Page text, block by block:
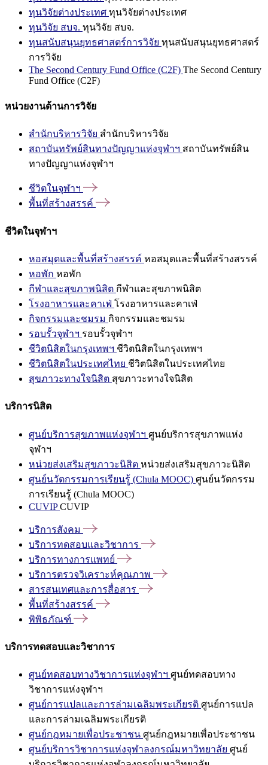
ทุนวิจัยต่างประเทศ ทุนวิจัยต่างประเทศ
ทุนวิจัย สบจ. ทุนวิจัย สบจ.
ทุนสนับสนุนยุทธศาสตร์การวิจัย ทุนสนับสนุนยุทธศาสตร์
การวิจัย
The Second Century Fund Office (C2F) The Second Century
Fund Office (C2F)
หน่วยงานด้านการวิจัย
สำนักบริหารวิจัย สำนักบริหารวิจัย
สถาบันทรัพย์สินทางปัญญาแห่งจุฬาฯ สถาบันทรัพย์สิน
ทางปัญญาแห่งจุฬาฯ
ชีวิตในจุฬาฯ
พื้นที่สร้างสรรค์
ชีวิตในจุฬาฯ
หอสมุดและพื้นที่สร้างสรรค์ หอสมุดและพื้นที่สร้างสรรค์
หอพัก หอพัก
กีฬาและสุขภาพนิสิต กีฬาและสุขภาพนิสิต
โรงอาหารและคาเฟ่ โรงอาหารและคาเฟ่
กิจกรรมและชมรม กิจกรรมและชมรม
รอบรั้วจุฬาฯ รอบรั้วจุฬาฯ
ชีวิตนิสิตในกรุงเทพฯ ชีวิตนิสิตในกรุงเทพฯ
ชีวิตนิสิตในประเทศไทย ชีวิตนิสิตในประเทศไทย
สุขภาวะทางใจนิสิต สุขภาวะทางใจนิสิต
บริการนิสิต
ศูนย์บริการสุขภาพแห่งจุฬาฯ ศูนย์บริการสุขภาพแห่ง
จุฬาฯ
หน่วยส่งเสริมสุขภาวะนิสิต หน่วยส่งเสริมสุขภาวะนิสิต
ศูนย์นวัตกรรมการเรียนรู้ (Chula MOOC) ศูนย์นวัตกรรม
การเรียนรู้ (Chula MOOC)
CUVIPCUVIP
บริการสังคม
บริการทดสอบและวิชาการ
บริการทางการแพทย์
บริการตรวจวิเคราะห์คุณภาพ
สารสนเทศและการสื่อสาร
พื้นที่สร้างสรรค์
พิพิธภัณฑ์
บริการทดสอบและวิชาการ
ศูนย์ทดสอบทางวิชาการแห่งจุฬาฯ ศูนย์ทดสอบทาง
วิชาการแห่งจุฬาฯ
ศูนย์การแปลและการล่ามเฉลิมพระเกียรติ ศูนย์การแปล
และการล่ามเฉลิมพระเกียรติ
ศูนย์กฎหมายเพื่อประชาชน ศูนย์กฎหมายเพื่อประชาชน
ศูนย์บริการวิชาการแห่งจุฬาลงกรณ์มหาวิทยาลัย ศูนย์